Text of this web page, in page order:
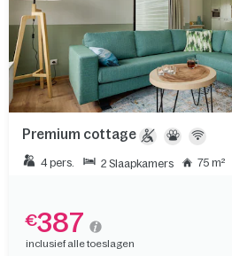
Premium cottage
4 pers. 2 Slaapkamers 75 m²
€387
inclusief alle toeslagen